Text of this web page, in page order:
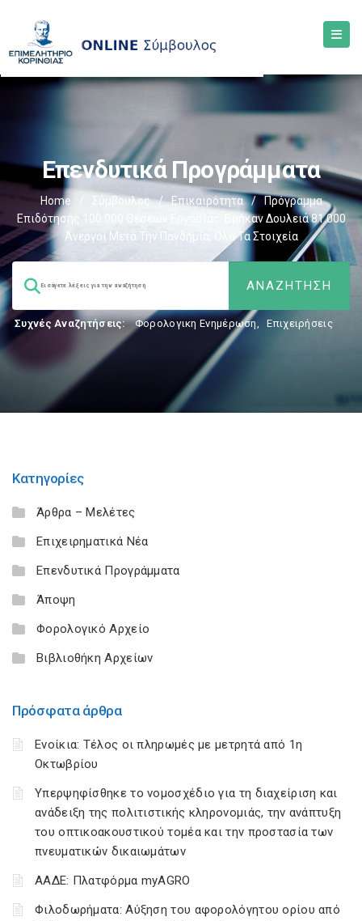
Επενδυτικά Προγράμματα
Home Σύμβουλος / Επικαιρότητα /
Πρόγραμμα
Επιδότησης 100.000 Θέσεων Εργασίας: Βρήκαν Δουλειά 81.000
Άνεργοι Μετά Την Πανδημία, Όλα Τα Στοιχεία
Συχνές Αναζητήσεις: Φορολογικη Ενημέρωση, Επιχειρήσεις
Κατηγορίες
Άρθρα – Μελέτες
Επιχειρηματικά Νέα
Επενδυτικά Προγράμματα
Άποψη
Φορολογικό Αρχείο
Βιβλιοθήκη Αρχείων
Πρόσφατα άρθρα
Ενοίκια: Τέλος οι πληρωμές με μετρητά από 1η
Οκτωβρίου
Υπερψηφίσθηκε το νομοσχέδιο για τη διαχείριση και
ανάδειξη της πολιτιστικής κληρονομιάς, την ανάπτυξη
του οπτικοακουστικού τομέα και την προστασία των
πνευματικών δικαιωμάτων
ΑΑΔΕ: Πλατφόρμα myAGRO
Φιλοδωρήματα: Αύξηση του αφορολόγητου ορίου από